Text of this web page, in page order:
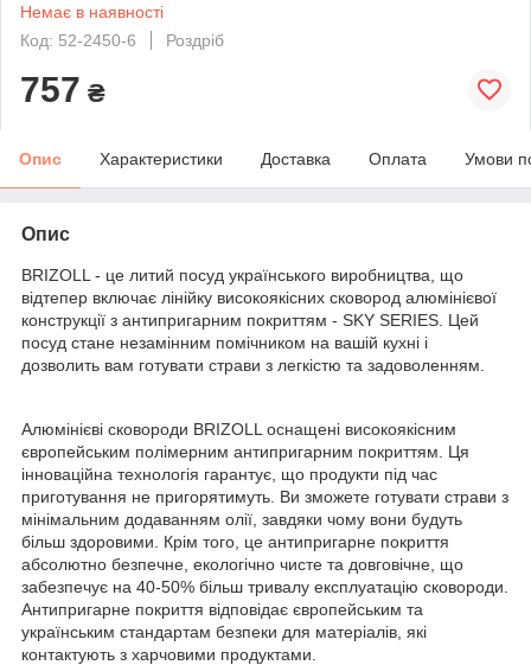
Немає в наявності
Код: 52-2450-6
Роздріб
757 ₴
Опис Характеристики Доставка Оплата Умови
Опис
BRIZOLL - це литий посуд українського виробництва, що
відтепер включає лінійку високоякісних сковород алюмінієвої
конструкції з антипригарним покриттям - SKY SERIES. Цей
посуд стане незамінним помічником на вашій кухні і
дозволить вам готувати страви з легкістю та задоволенням.
Алюмінієві сковороди BRIZOLL оснащені високоякісним
європейським полімерним антипригарним покриттям. Ця
інноваційна технологія гарантує, що продукти під час
приготування не пригорятимуть. Ви зможете готувати страви з
мінімальним додаванням олії, завдяки чому вони будуть
більш здоровими. Крім того, це антипригарне покриття
абсолютно безпечне, екологічно чисте та довговічне, що
забезпечує на 40-50% більш тривалу експлуатацію сковороди.
Антипригарне покриття відповідає європейським та
українським стандартам безпеки для матеріалів, які
контактують з харчовими продуктами.